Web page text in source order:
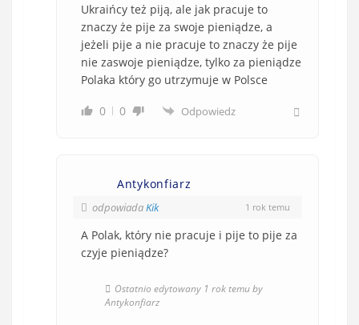
Ukraińcy też piją, ale jak pracuje to
znaczy że pije za swoje pieniądze, a
jeżeli pije a nie pracuje to znaczy że pije
nie zaswoje pieniądze, tylko za pieniądze
Polaka który go utrzymuje w Polsce
0 0 Odpowiedz
Antykonfiarz
odpowiadaKik 1 rok temu
A Polak, który nie pracuje i pije to pije za
czyje pieniądze?
Ostatnio edytowany 1 rok temu by
Antykonfiarz